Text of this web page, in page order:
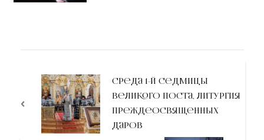
Среда 1-й седмицы
Великого поста, Литургия
Преждеосвященных
Даров